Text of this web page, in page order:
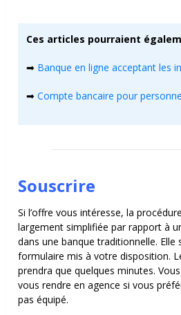
Ces articles pourraient
➡ Banque en ligne acceptant les
➡ Compte bancaire pour
Souscrire
Si l’offre vous intéresse, la
largement simplifiée par rapport à
dans une banque traditionnelle. Elle
formulaire mis à votre disposition.
prendra que quelques minutes.
vous rendre en agence si vous
pas équipé.